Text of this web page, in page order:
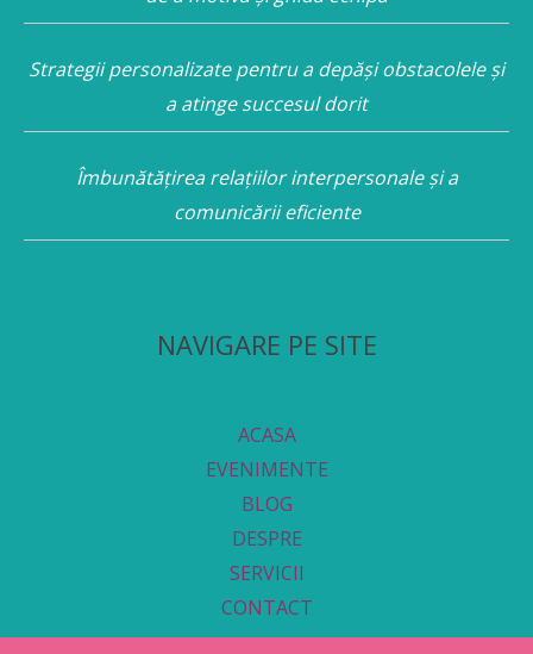
Strategii personalizate pentru a depăși obstacolele și
a atinge succesul dorit
Îmbunătățirea relațiilor interpersonale și a
comunicării eficiente
NAVIGARE PE SITE
ACASA
EVENIMENTE
BLOG
DESPRE
SERVICII
CONTACT